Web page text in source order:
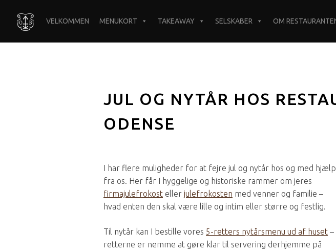
VELKOMMEN MENUKORT TAKEAWAY SELSKABER OM
JUL OG NYTÅR HOS
ODENSE
I har flere muligheder for at fejre jul og nytår hos og med hjælp
fra os. Her får I hyggelige og historiske rammer om jeres
firmajulefrokost eller julefrokosten med venner og familie –
hvad enten den skal være lille og intim eller større og festlig.
Til nytår kan I bestille vores 5-retters nytårsmenu ud af huset –
retterne er nemme at gøre klar til servering derhjemme på